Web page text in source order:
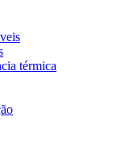
térmica